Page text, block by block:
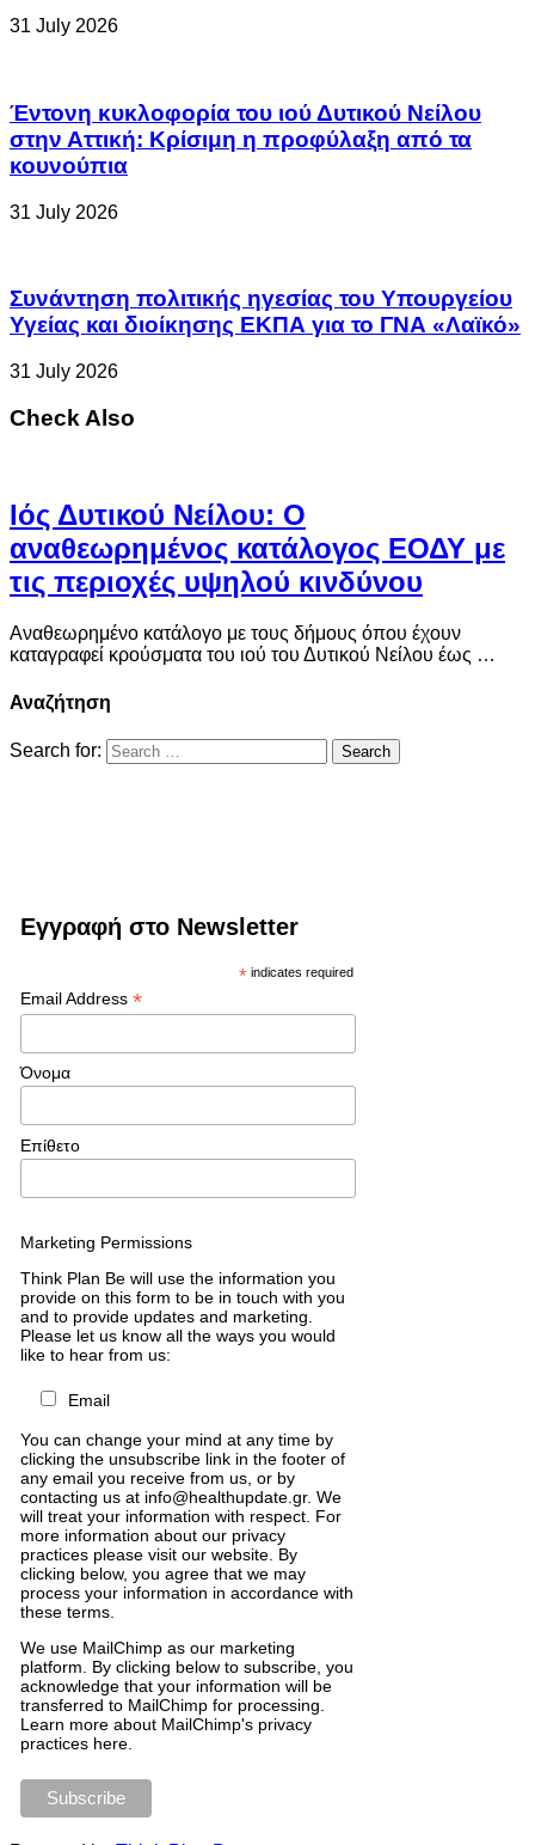
31 July 2026
Έντονη κυκλοφορία του ιού Δυτικού Νείλου
στην Αττική: Κρίσιμη η προφύλαξη από τα
κουνούπια
31 July 2026
Συνάντηση πολιτικής ηγεσίας του Υπουργείου
Υγείας και διοίκησης ΕΚΠΑ για το ΓΝΑ «Λαϊκό»
31 July 2026
Check Also
Ιός Δυτικού Νείλου: Ο
αναθεωρημένος κατάλογος ΕΟΔΥ με
τις περιοχές υψηλού κινδύνου
Αναθεωρημένο κατάλογο με τους δήμους όπου έχουν
καταγραφεί κρούσματα του ιού του Δυτικού Νείλου έως …
Αναζήτηση
Search for:
Εγγραφή στο Newsletter
* indicates required
Email Address *
Όνομα
Επίθετο
Marketing Permissions
Think Plan Be will use the information you
provide on this form to be in touch with you
and to provide updates and marketing.
Please let us know all the ways you would
like to hear from us:
Email
You can change your mind at any time by
clicking the unsubscribe link in the footer of
any email you receive from us, or by
contacting us at info@healthupdate.gr. We
will treat your information with respect. For
more information about our privacy
practices please visit our website. By
clicking below, you agree that we may
process your information in accordance with
these terms.
We use MailChimp as our marketing
platform
By clicking below to subscribe you
acknowledge that your information will be
transferred to MailChimp for processing
Learn more about MailChimp's privacy
practices here